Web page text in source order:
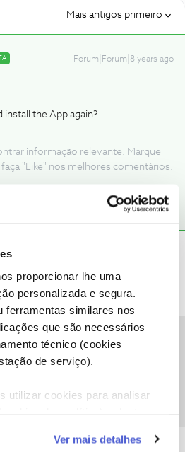
proporcionar lhe uma
personalizada e segura.
ferramentas similares nos
que são necessários
técnico (cookies
de serviço).
utilizar cookies para analisar
de personalização e
Ver mais detalhes
Mais antigos primeiro
Forum|Forum|8 years ago
install the App again?
informação relevante. Marque
"Like" nos melhores comentários.
i guess i had the older version